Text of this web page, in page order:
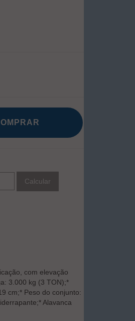
Calcular
com elevação
3.000 kg (3 TON);*
cm;* Peso do conjunto:
Alavanca